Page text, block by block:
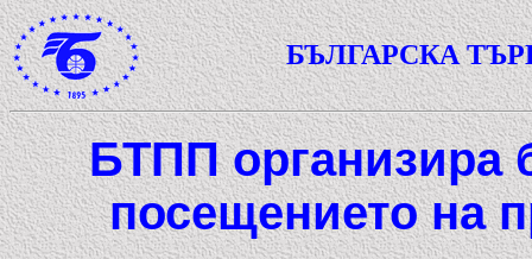
БЪЛГАРСКА
БТПП организира
посещението на